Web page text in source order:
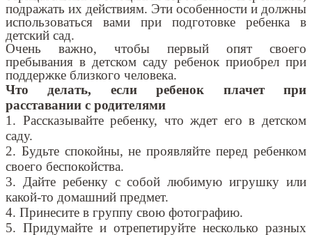
подражать их действиям. Эти особенности и должны
использоваться вами при подготовке ребенка в
детский сад.
Очень важно, чтобы первый опят своего
пребывания в детском саду ребенок приобрел при
поддержке близкого человека.
Что делать, если ребенок плачет при
расставании с родителями
1. Рассказывайте ребенку, что ждет его в детском
саду.
2. Будьте спокойны, не проявляйте перед ребенком
своего беспокойства.
3. Дайте ребенку с собой любимую игрушку или
какой-то домашний предмет.
4. Принесите в группу свою фотографию.
5. Придумайте и отрепетируйте несколько разных